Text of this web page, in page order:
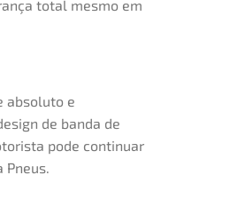
total mesmo em
absoluto e
de banda de
pode continuar